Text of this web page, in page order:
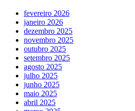
fevereiro 2026
janeiro 2026
dezembro 2025
novembro 2025
outubro 2025
setembro 2025
agosto 2025
julho 2025
junho 2025
maio 2025
abril 2025